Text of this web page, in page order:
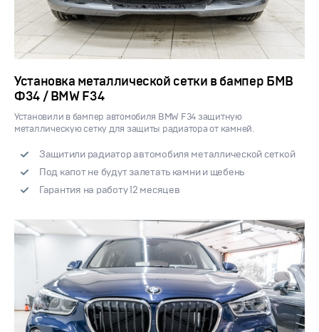
Установка металлической сетки в бампер БМВ
Ф34 / BMW F34
Установили в бампер автомобиля BMW F34 защитную
металлическую сетку для защиты радиатора от камней.
Защитили радиатор автомобиля металлической сеткой
Под капот не будут залетать камни и щебень
Гарантия на работу 12 месяцев